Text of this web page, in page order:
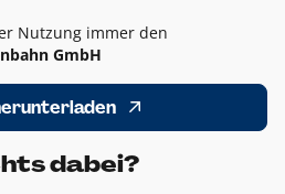
Nutzung immer den
GmbH
dabei?